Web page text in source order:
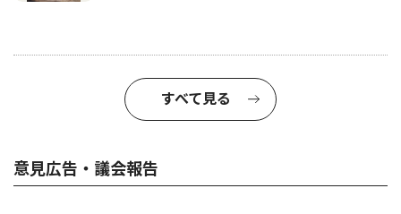
すべて見る
意見広告・議会報告